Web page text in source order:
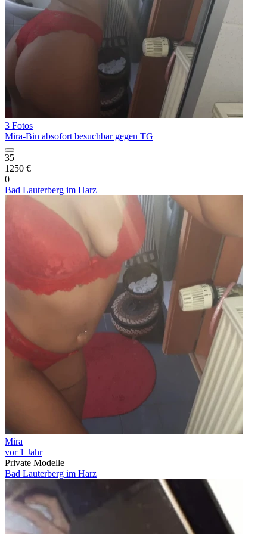
3 Fotos
Mira-Bin absofort besuchbar gegen TG
35
1250 €
0
Bad Lauterberg im Harz
Mira
vor 1 Jahr
Private Modelle
Bad Lauterberg im Harz